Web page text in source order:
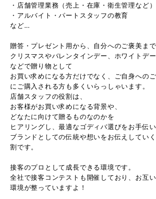
・店舗管理業務（売上・在庫・衛生管理など）
・アルバイト・パートスタッフの教育
など…
贈答・プレゼント用から、自分へのご褒美まで
クリスマスやバレンタインデー、ホワイトデ
などで贈り物として
お買い求めになる方だけでなく、ご自身への
にご購入される方も多くいらっしゃいます。
店舗スタッフの役割は、
お客様がお買い求めになる背景や、
どなたに向けて贈るものなのかを
ヒアリングし、最適なゴディバ選びをお手伝い
ブランドとしての伝統や想いをお伝えしてい
割です。
接客のプロとして成長できる環境です。
全社で接客コンテストも開催しており、お互
環境が整っていますよ！